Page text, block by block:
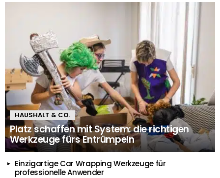
HAUSHALT & CO.
Platz schaffen mit System: die richtigen
Werkzeuge fürs Entrümpeln
Einzigartige Car Wrapping Werkzeuge für
professionelle Anwender